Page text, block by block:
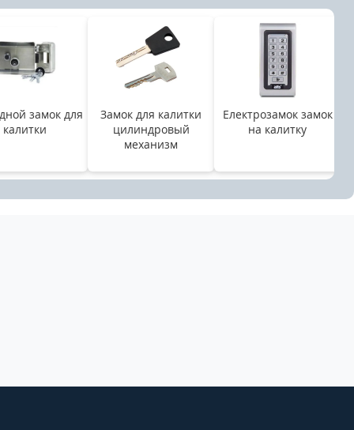
замок для
калитки
Замок для калитки
цилиндровый
механизм
Електрозамок замок
на калитку